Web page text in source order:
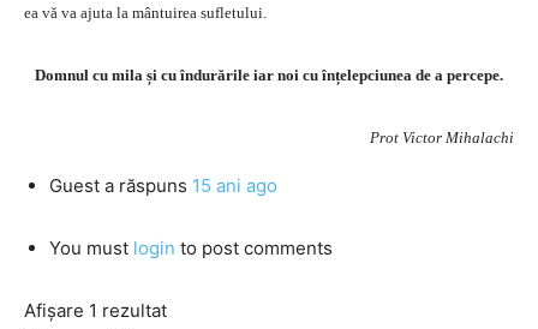
ea vă va ajuta la mântuirea sufletului.
Domnul cu mila și cu îndurările iar noi cu înțelepciunea de a percepe.
Prot Victor Mihalachi
Guest a răspuns 15 ani ago
You must login to post comments
Afișare 1 rezultat